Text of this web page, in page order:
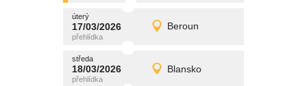
úterý
17/03/2026 Beroun
úterý
17/03/2026 Detail
promítání
středa
18/03/2026 Blansko
středa
18/03/2026 Detail
promítání